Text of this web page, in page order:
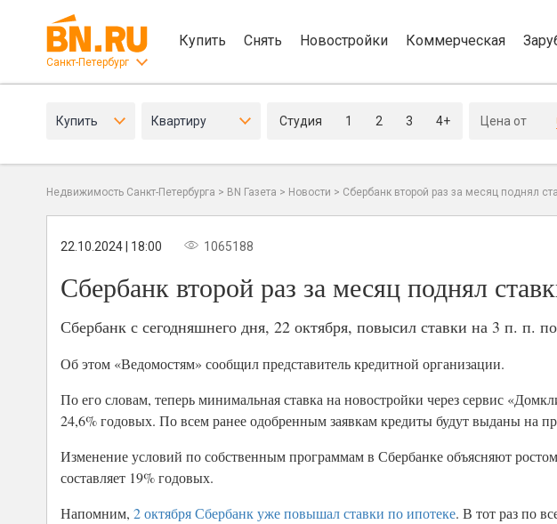
Санкт-Петербург
Купить Снять Новостройки Коммерческая
Купить Квартиру Студия 1 2 3 4+
Недвижимость Санкт-Петербурга > BN Газета > Новости > Сбербанк второй раз за месяц поднял
22.10.2024 | 18:00 1065188
Сбербанк второй раз за месяц поднял
Сбербанк с сегодняшнего дня, 22 октября, повысил ставки на 3 п. п.
Об этом «Ведомостям» сообщил представитель кредитной организации.
По его словам, теперь минимальная ставка на новостройки через сервис
24,6% годовых. По всем ранее одобренным заявкам кредиты будут выданы на
Изменение условий по собственным программам в Сбербанке объясняют
составляет 19% годовых.
Напомним, 2 октября Сбербанк уже повышал ставки по ипотеке. В тот раз по